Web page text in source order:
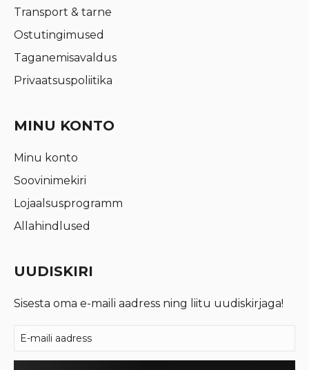
Transport & tarne
Ostutingimused
Taganemisavaldus
Privaatsuspoliitika
MINU KONTO
Minu konto
Soovinimekiri
Lojaalsusprogramm
Allahindlused
UUDISKIRI
Sisesta oma e-maili aadress ning liitu uudiskirjaga!